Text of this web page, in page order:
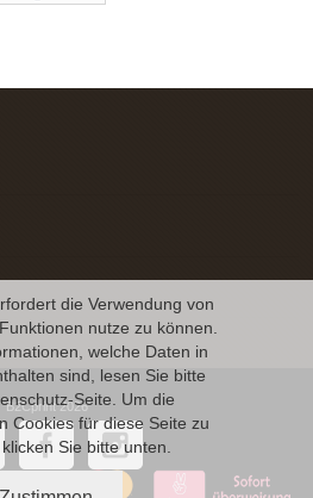
die Verwendung von
nutze zu können.
welche Daten in
sind, lesen Sie bitte
-Seite. Um die
Cookies für diese Seite zu
Sie bitte unten.
B2Cprint 2026